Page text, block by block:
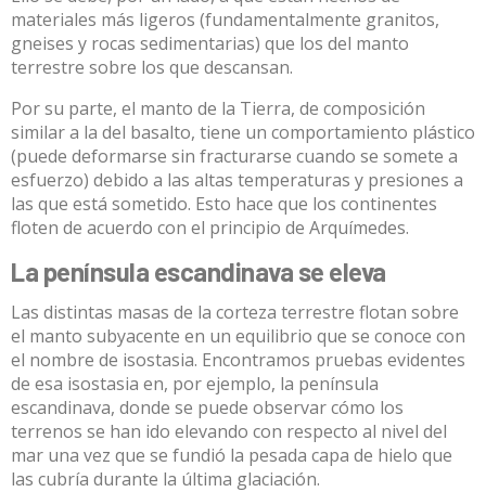
materiales más ligeros (fundamentalmente granitos,
gneises y rocas sedimentarias) que los del manto
terrestre sobre los que descansan.
Por su parte, el manto de la Tierra, de composición
similar a la del basalto, tiene un comportamiento plástico
(puede deformarse sin fracturarse cuando se somete a
esfuerzo) debido a las altas temperaturas y presiones a
las que está sometido. Esto hace que los continentes
floten de acuerdo con el principio de Arquímedes.
La península escandinava se eleva
Las distintas masas de la corteza terrestre flotan sobre
el manto subyacente en un equilibrio que se conoce con
el nombre de isostasia. Encontramos pruebas evidentes
de esa isostasia en, por ejemplo, la península
escandinava, donde se puede observar cómo los
terrenos se han ido elevando con respecto al nivel del
mar una vez que se fundió la pesada capa de hielo que
las cubría durante la última glaciación.